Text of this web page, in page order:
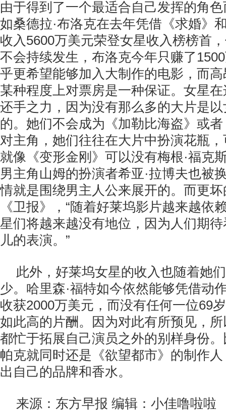
由于得到了一个最适合自己发挥的角
如桑德拉·布洛克在去年凭借《求婚》
收入5600万美元荣登女星收入榜榜首
不会持续发生，布洛克今年只赚了
乎更希望能够加入大制作的电影，而
某种程度上对票房是一种保证。女星
还手之力，因为没有那么多的大片是
的。她们不会成为《加勒比海盗》或
对主角，她们往往在大片中扮演花瓶
就像《变形金刚》可以没有梅根·福克
男主角山姆的扮演者希亚·拉博夫也被
情就是围绕男主人公来展开的。而更
《卫报》，“随着好莱坞影片越来越依
星们将越来越没有地位，因为人们期
儿的表演。”
此外，好莱坞女星的收入也随着她
少。哈里森·福特如今依然能够凭借动
收获2000万美元，而没有任何一位69
如此高的片酬。因为对此有所预见，
都忙于拓展自己演员之外的别样身份。
帕克就同时还是《欲望都市》的制作
出自己的品牌和香水。
来源：东方早报 编辑：小佳噜啦啦